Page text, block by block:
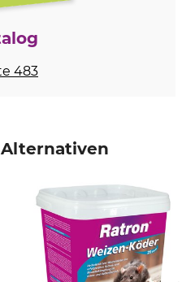
483